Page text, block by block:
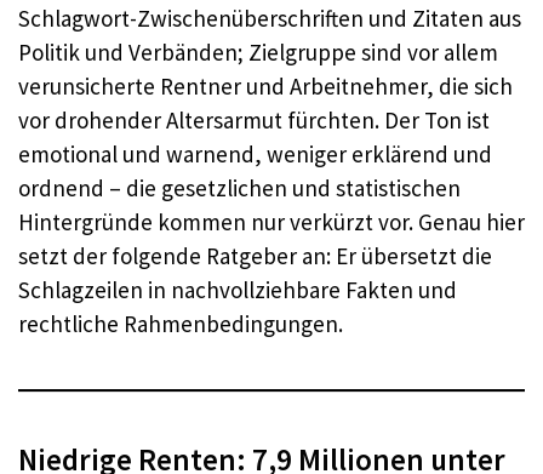
Schlagwort-Zwischenüberschriften und Zitaten aus
Politik und Verbänden; Zielgruppe sind vor allem
verunsicherte Rentner und Arbeitnehmer, die sich
vor drohender Altersarmut fürchten. Der Ton ist
emotional und warnend, weniger erklärend und
ordnend – die gesetzlichen und statistischen
Hintergründe kommen nur verkürzt vor. Genau hier
setzt der folgende Ratgeber an: Er übersetzt die
Schlagzeilen in nachvollziehbare Fakten und
rechtliche Rahmenbedingungen.
Niedrige Renten: 7,9 Millionen unter